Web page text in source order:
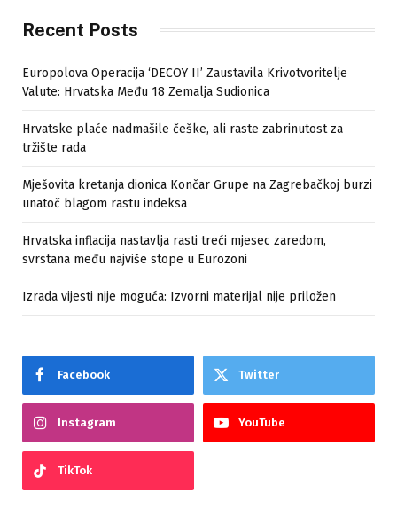
Recent Posts
Europolova Operacija ‘DECOY II’ Zaustavila Krivotvoritelje
Valute: Hrvatska Među 18 Zemalja Sudionica
Hrvatske plaće nadmašile češke, ali raste zabrinutost za
tržište rada
Mješovita kretanja dionica Končar Grupe na Zagrebačkoj burzi
unatoč blagom rastu indeksa
Hrvatska inflacija nastavlja rasti treći mjesec zaredom,
svrstana među najviše stope u Eurozoni
Izrada vijesti nije moguća: Izvorni materijal nije priložen
Facebook Twitter
Instagram YouTube
TikTok